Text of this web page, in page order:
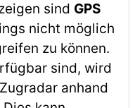
sind GPS
nicht möglich
zu können.
sind, wird
anhand